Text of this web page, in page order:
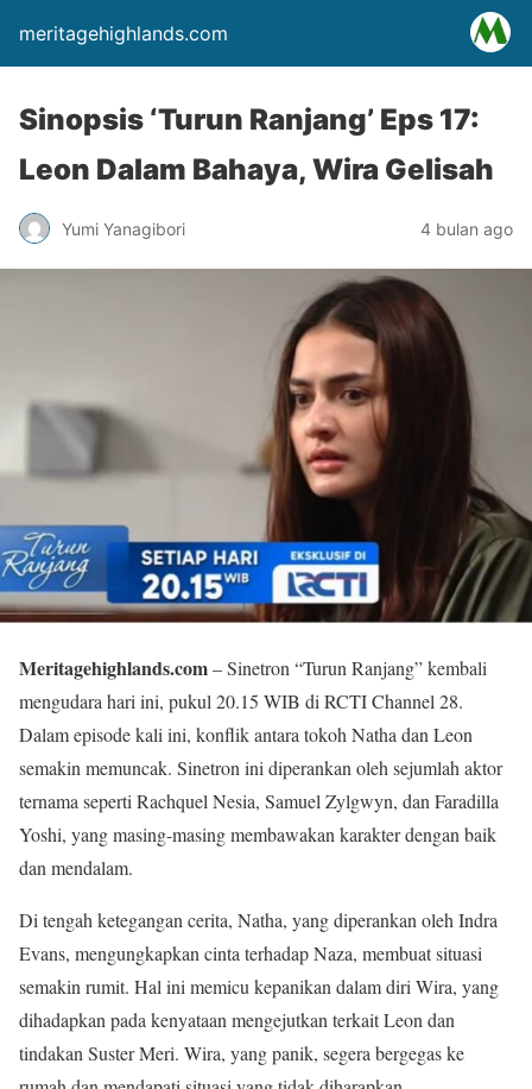
meritagehighlands.com
Sinopsis ‘Turun Ranjang’ Eps 17:
Leon Dalam Bahaya, Wira Gelisah
Yumi Yanagibori 4 bulan ago
Meritagehighlands.com– Sinetron “Turun Ranjang” kembali
mengudara hari ini, pukul 20.15 WIB di RCTI Channel 28.
Dalam episode kali ini, konflik antara tokoh Natha dan Leon
semakin memuncak. Sinetron ini diperankan oleh sejumlah aktor
ternama seperti Rachquel Nesia, Samuel Zylgwyn, dan Faradilla
Yoshi, yang masing-masing membawakan karakter dengan baik
dan mendalam.
Di tengah ketegangan cerita, Natha, yang diperankan oleh Indra
Evans, mengungkapkan cinta terhadap Naza, membuat situasi
semakin rumit. Hal ini memicu kepanikan dalam diri Wira, yang
dihadapkan pada kenyataan mengejutkan terkait Leon dan
tindakan Suster Meri. Wira, yang panik, segera bergegas ke